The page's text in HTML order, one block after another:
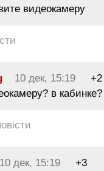
видеокамеру
10 дек, 15:19
+2
в
10 дек, 15:19
+3